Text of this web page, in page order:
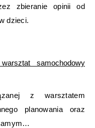
zbieranie opinii od
dzieci.
samochodowy
z warsztatem
planowania oraz